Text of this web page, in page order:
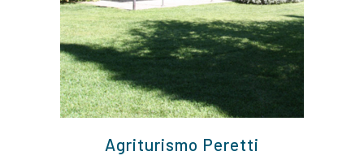
Agriturismo Peretti